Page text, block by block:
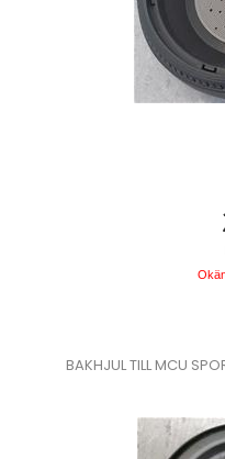
BAKHJUL TILL MCU